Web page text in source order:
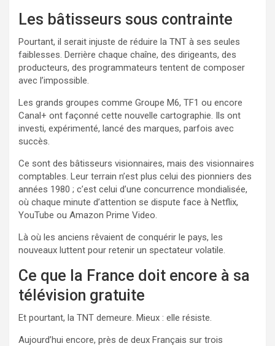
Les bâtisseurs sous contrainte
Pourtant, il serait injuste de réduire la TNT à ses seules
faiblesses. Derrière chaque chaîne, des dirigeants, des
producteurs, des programmateurs tentent de composer
avec l’impossible.
Les grands groupes comme Groupe M6, TF1 ou encore
Canal+ ont façonné cette nouvelle cartographie. Ils ont
investi, expérimenté, lancé des marques, parfois avec
succès.
Ce sont des bâtisseurs visionnaires, mais des visionnaires
comptables. Leur terrain n’est plus celui des pionniers des
années 1980 ; c’est celui d’une concurrence mondialisée,
où chaque minute d’attention se dispute face à Netflix,
YouTube ou Amazon Prime Video.
Là où les anciens rêvaient de conquérir le pays, les
nouveaux luttent pour retenir un spectateur volatile.
Ce que la France doit encore à sa
télévision gratuite
Et pourtant, la TNT demeure. Mieux : elle résiste.
Aujourd’hui encore, près de deux Français sur trois